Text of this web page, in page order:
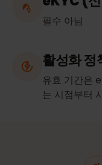
필수 아님
활성화 정
유효 기간은
는 시점부터